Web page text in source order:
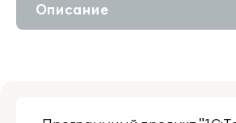
Приобретение
Партнерам
Описание